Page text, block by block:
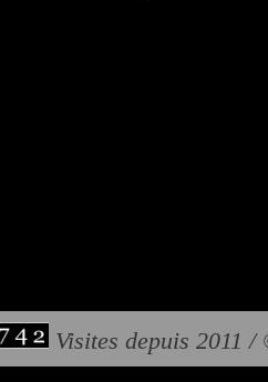
Visites depuis 2011